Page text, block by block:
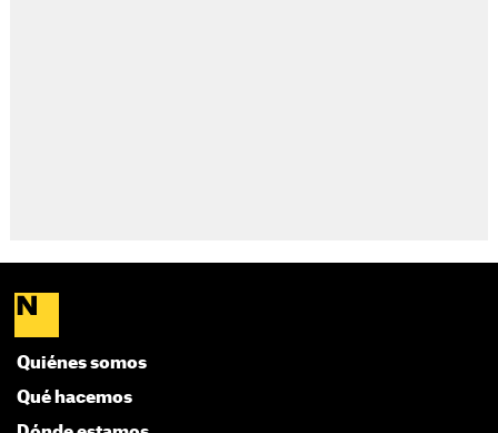
Quiénes somos
Qué hacemos